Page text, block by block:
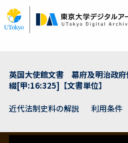
イ
ン
英国大使館文書 幕府及明治政府
綴[甲:16:325]【文書単位】
近代法制史料の解説
利用条件